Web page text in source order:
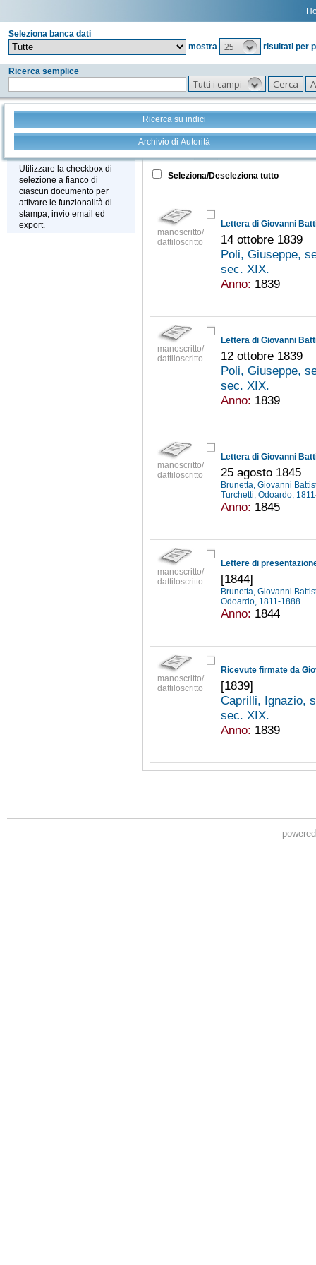
Seleziona banca dati
mostra
25 risultati per
Ricerca semplice
Tutti i campi
Ricerca su indici
Archivio di Autorità
Stampa - Email - Export
Utilizzare la checkbox di
selezione a fianco di
ciascun documento per
attivare le funzionalità di
stampa, invio email ed
export.
Tutto +
Seleziona/Deseleziona tutto
manoscritto/
dattiloscritto
14 ottobre 1839
Poli, Giuseppe,
sec. XIX.
Anno: 1839
manoscritto/
dattiloscritto
12 ottobre 1839
Poli, Giuseppe,
sec. XIX.
Anno: 1839
manoscritto/
dattiloscritto
25 agosto 1845
Brunetta, Giovanni
Turchetti, Odoardo,
Anno: 1845
manoscritto/
dattiloscritto
[1844]
Brunetta, Giovanni
Odoardo, 1811-1888
...
Anno: 1844
manoscritto/
dattiloscritto
[1839]
Caprilli, Ignazio,
sec. XIX.
Anno: 1839